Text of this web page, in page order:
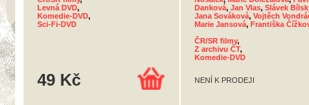
Levná DVD,
Komedie-DVD,
Sci-Fi-DVD
49 Kč
Danková, Jan Vlas, Slávek
Jana Sováková, Vojtěch
Marie Jansová, Františka
ČR/SR filmy,
Z archivu ČT,
Komedie-DVD
NENÍ K PRODEJI